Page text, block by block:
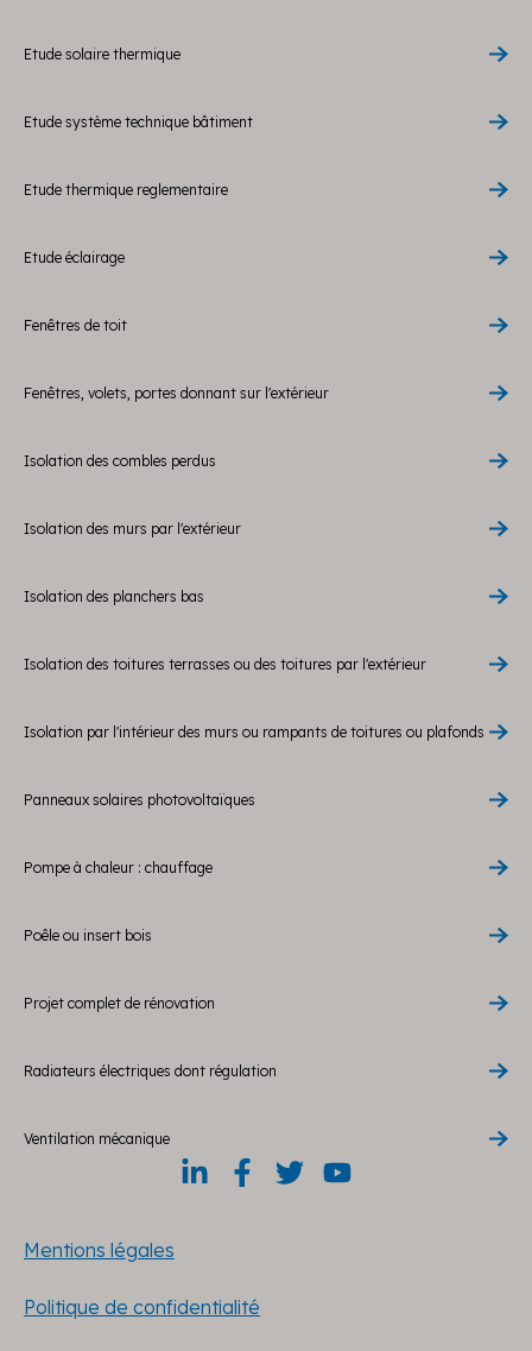
Etude solaire thermique
Etude système technique bâtiment
Etude thermique reglementaire
Etude éclairage
Fenêtres de toit
Fenêtres, volets, portes donnant sur l'extérieur
Isolation des combles perdus
Isolation des murs par l'extérieur
Isolation des planchers bas
Isolation des toitures terrasses ou des toitures par l'extérieur
Isolation par l'intérieur des murs ou rampants de toitures ou plafonds
Panneaux solaires photovoltaïques
Pompe à chaleur : chauffage
Poêle ou insert bois
Projet complet de rénovation
Radiateurs électriques dont régulation
Ventilation mécanique
Mentions légales
Politique de confidentialité